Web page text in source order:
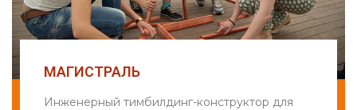
МАГИСТРАЛЬ
Инженерный тимбилдинг-конструктор для